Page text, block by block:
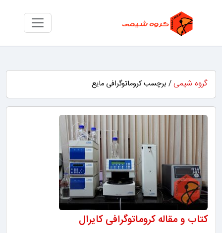
گروه شیمی / برچسب کروماتوگرافی مایع
کتاب و مقاله کروماتوگرافی کایرال